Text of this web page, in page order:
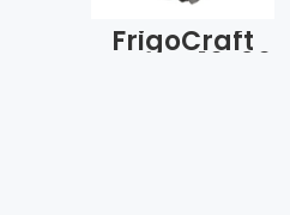
FrigoCraft
FCSMQ 16-26